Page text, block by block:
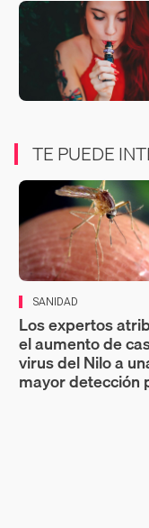
TE PUEDE
SANIDAD
Los expertos
el aumento de
virus del Nilo a
mayor detección